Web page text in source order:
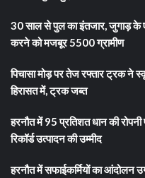
30 साल से पुल का इंतजार, जुगाड़ के
करने को मजबूर 5500 ग्रामीण
पिचासा मोड़ पर तेज रफ्तार ट्रक ने
हिरासत में, ट्रक जब्त
हरनौत में 95 प्रतिशत धान की
रिकॉर्ड उत्पादन की उम्मीद
हरनौत में सफाईकर्मियों का आंदोलन